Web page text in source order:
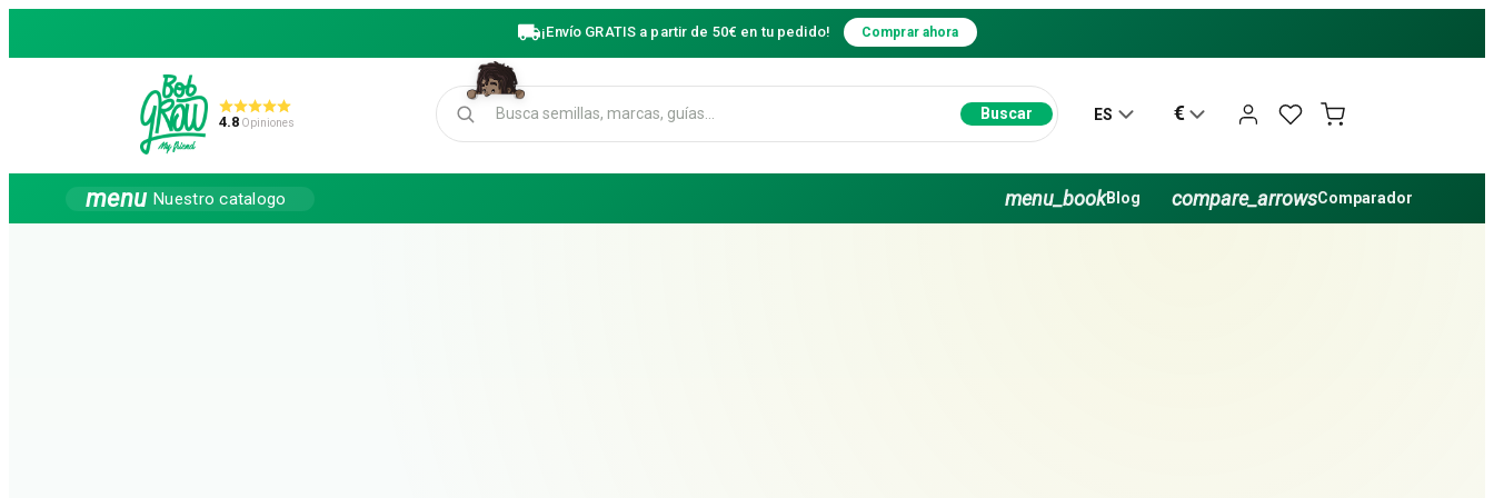
principal
¡Envío GRATIS a partir de 50€ en tu pedido! Comprar ahora
4.8 Opiniones Buscar ES €

menu Nuestro catalogo menu_bookBlog compare_arrowsComparador